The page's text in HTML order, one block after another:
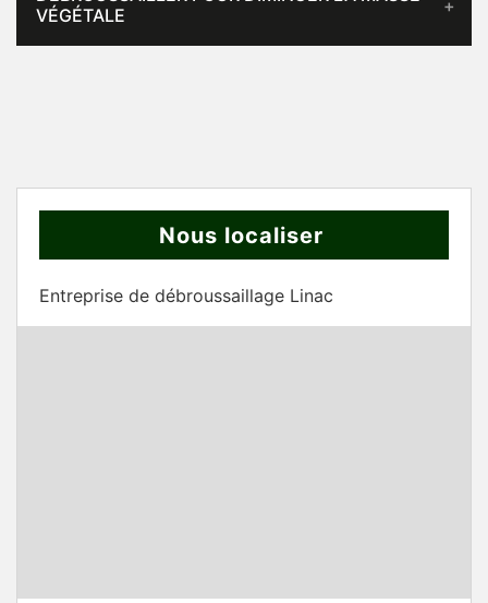
VÉGÉTALE
Nous localiser
Entreprise de débroussaillage Linac